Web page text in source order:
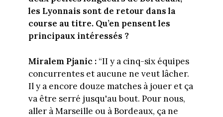
les Lyonnais sont de retour dans la
course au titre. Qu’en pensent les
principaux intéressés ?
Miralem Pjanic :“II y a cinq-six équipes
concurrentes et aucune ne veut lâcher.
Il y a encore douze matches à jouer et ça
va être serré jusqu'au bout. Pour nous,
aller à Marseille ou à Bordeaux, ça ne